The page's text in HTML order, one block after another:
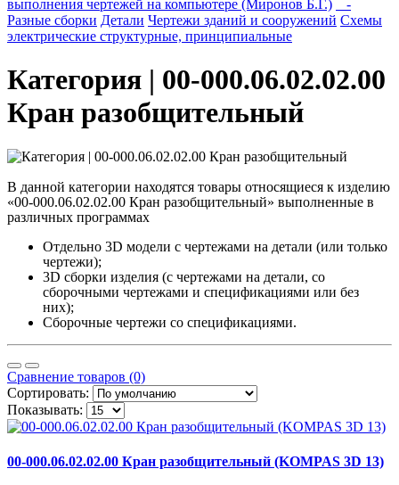
выполнения чертежей на компьютере (Миронов Б.Г.)
-
Разные сборки Детали Чертежи зданий и сооружений Схемы
электрические структурные, принципиальные
Категория | 00-000.06.02.02.00
Кран разобщительный
В данной категории находятся товары относящиеся к изделию
«00-000.06.02.02.00 Кран разобщительный» выполненные в
различных программах
Отдельно 3D модели с чертежами на детали (или только
чертежи);
3D сборки изделия (с чертежами на детали, со
сборочными чертежами и спецификациями или без
них);
Сборочные чертежи со спецификациями.
Сравнение товаров (0)
Сортировать:
Показывать:
00-000.06.02.02.00 Кран разобщительный (KOMPAS 3D 13)